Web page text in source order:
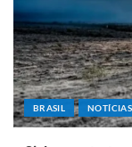
BRASIL NOTÍCIAS